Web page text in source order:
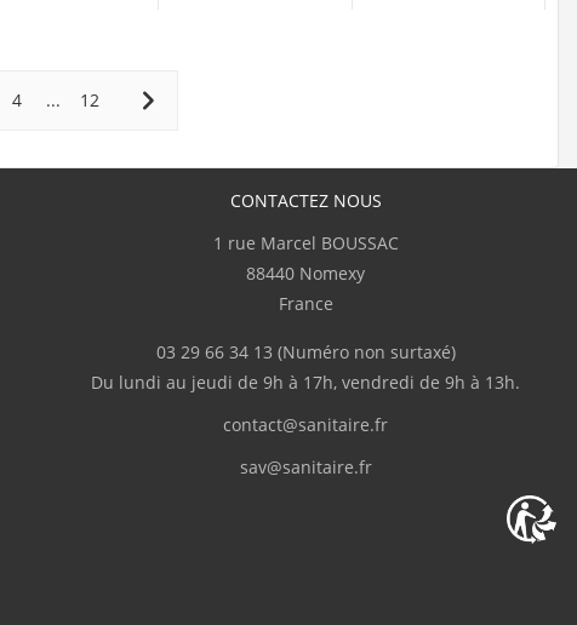
4 ... 12
CONTACTEZ NOUS
1 rue Marcel BOUSSAC
88440 Nomexy
France
03 29 66 34 13 (Numéro non surtaxé)
Du lundi au jeudi de 9h à 17h, vendredi de 9h à 13h.
contact@sanitaire.fr
sav@sanitaire.fr